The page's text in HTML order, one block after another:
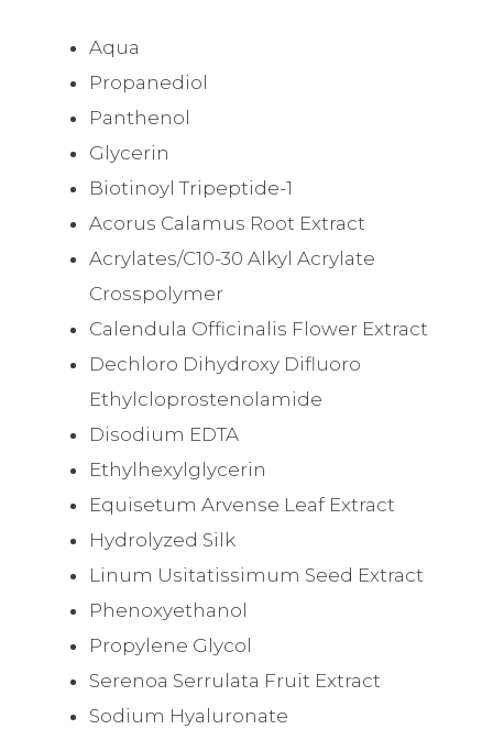
Aqua
Propanediol
Panthenol
Glycerin
Biotinoyl Tripeptide-1
Acorus Calamus Root Extract
Acrylates/C10-30 Alkyl Acrylate
Crosspolymer
Calendula Officinalis Flower Extract
Dechloro Dihydroxy Difluoro
Ethylcloprostenolamide
Disodium EDTA
Ethylhexylglycerin
Equisetum Arvense Leaf Extract
Hydrolyzed Silk
Linum Usitatissimum Seed Extract
Phenoxyethanol
Propylene Glycol
Serenoa Serrulata Fruit Extract
Sodium Hyaluronate